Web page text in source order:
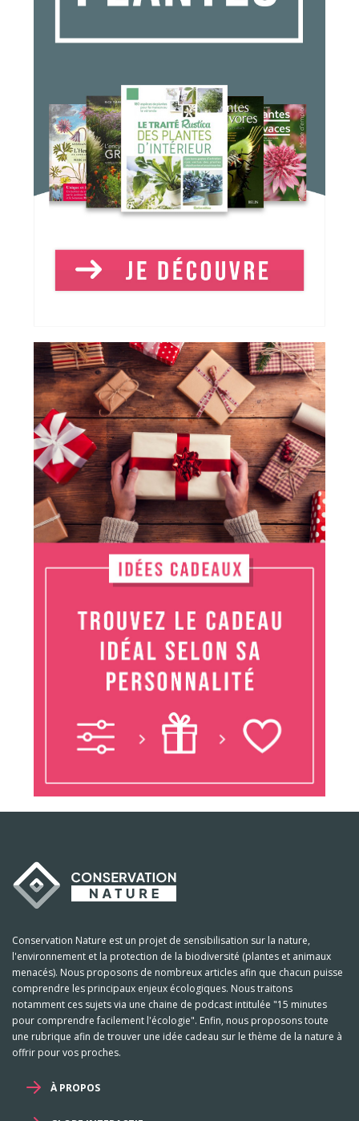
Conservation Nature est un projet de sensibilisation sur la nature,
l'environnement et la protection de la biodiversité (plantes et animaux
menacés). Nous proposons de nombreux articles afin que chacun puisse
comprendre les principaux enjeux écologiques. Nous traitons
notamment ces sujets via une chaine de podcast intitulée "15 minutes
pour comprendre facilement l'écologie". Enfin, nous proposons toute
une rubrique afin de trouver une idée cadeau sur le thème de la nature à
offrir pour vos proches.
À PROPOS